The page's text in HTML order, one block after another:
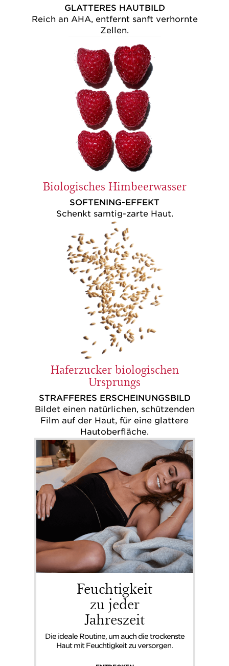
GLATTERES HAUTBILD
Reich an AHA, entfernt sanft verhornte
Zellen.
Biologisches Himbeerwasser
SOFTENING-EFFEKT
Schenkt samtig-zarte Haut.
Haferzucker biologischen
Ursprungs
STRAFFERES ERSCHEINUNGSBILD
Bildet einen natürlichen, schützenden
Film auf der Haut, für eine glattere
Hautoberfläche.
Feuchtigkeit
zu jeder
Jahreszeit
Die ideale Routine, um auch die trockenste
Haut mit Feuchtigkeit zu versorgen.